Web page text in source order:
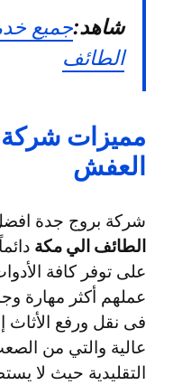
شاهد:جميع
الطائف
مميزات
العفش
شركة بروج جدة
الطائف الي مكة
على توفر كافة
عملهم أكثر مهارة
فى نقل ورفع الأثاث
عالية والتي من
التقليدية حيث لا